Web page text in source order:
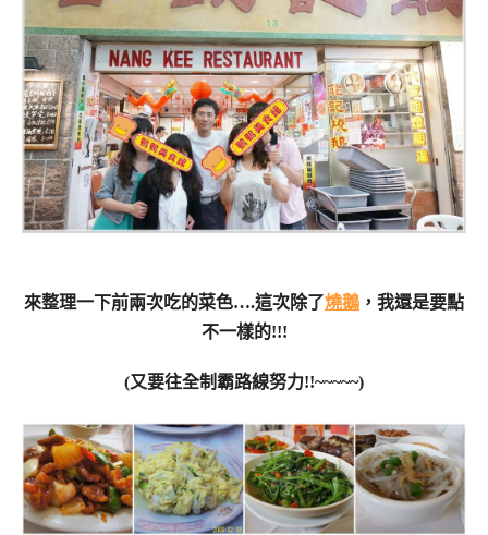
來整理一下前兩次吃的菜色….這次除了燒鵝 ，我還是要點
不一樣的!!!
(又要往全制霸路線努力!!~~~~~)